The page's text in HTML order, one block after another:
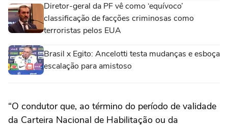
Diretor-geral da PF vê como ‘equívoco’
classificação de facções criminosas como
terroristas pelos EUA
Brasil x Egito: Ancelotti testa mudanças e esboça
escalação para amistoso
“O condutor que, ao término do período de validade
da Carteira Nacional de Habilitação ou da